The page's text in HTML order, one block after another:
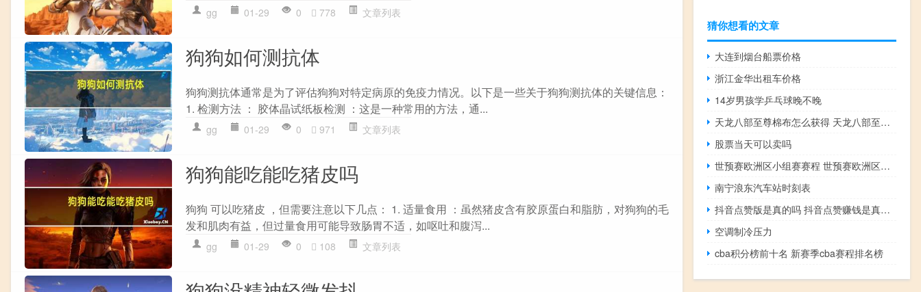
gg 01-29 0 778 文章列表
狗狗如何测抗体
狗狗测抗体通常是为了评估狗狗对特定病原的免疫力情况。以下是一些关于狗狗测抗体的关键信息：
1. 检测方法 ： 胶体晶试纸板检测 ：这是一种常用的方法，通...
gg 01-29 0 971 文章列表
狗狗能吃能吃猪皮吗
狗狗 可以吃猪皮 ，但需要注意以下几点： 1. 适量食用 ：虽然猪皮含有胶原蛋白和脂肪，对狗狗的毛
发和肌肉有益，但过量食用可能导致肠胃不适，如呕吐和腹泻...
gg 01-29 0 108 文章列表
猜你想看的文章
大连到烟台船票价格
浙江金华出租车价格
14岁男孩学乒乓球晚不晚
天龙八部至尊棉布怎么获得 天龙八部至尊商店
股票当天可以卖吗
世预赛欧洲区小组赛赛程 世预赛欧洲区附加赛
南宁浪东汽车站时刻表
抖音点赞版是真的吗 抖音点赞赚钱是真的吗
空调制冷压力
cba积分榜前十名 新赛季cba赛程排名榜